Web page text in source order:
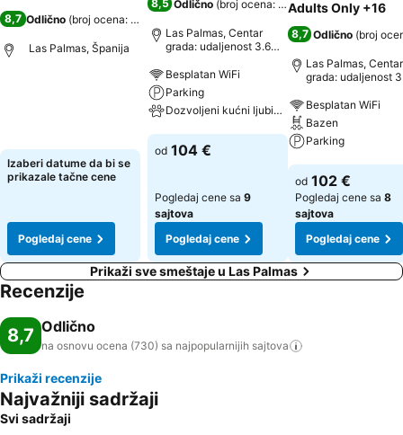
8,7 Odlično (broj ocena: 730
Las Palmas, Španija
Izaberi datume da bi se
prikazale tačne cene
Pogledaj cene
8,5 Odlično (broj ocena: 6.056)
Las Palmas, Centar
grada: udaljenost 3.6
Besplatan WiFi
Parking
Dozvoljeni kućni ljubimci
Pogledaj cene
od 104 €
Pogledaj cene sa 9
sajtova
Pogledaj cene
Adults Only +16
8,7 Odlično (broj
Las Palmas, Centar
grada: udaljenost
Besplatan WiFi
Bazen
Parking
Pogledaj cene
od 102 €
Pogledaj cene sa 8
sajtova
Pogledaj cene
Prikaži sve smeštaje u Las Palmas
Recenzije
8,7 Odlično
na osnovu ocena (730) sa najpopularnijih sajtova
Prikaži recenzije
Najvažniji sadržaji
Svi sadržaji